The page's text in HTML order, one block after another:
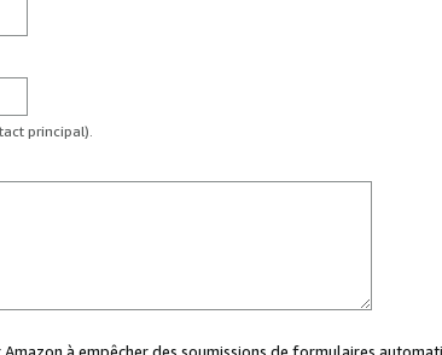
principal).